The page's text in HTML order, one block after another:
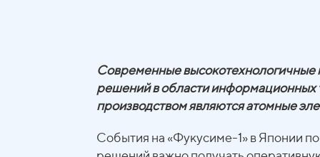
Современные высокотехнологичные
решений в области информационных
производством являются атомные
События на «Фукусиме-1» в Японии